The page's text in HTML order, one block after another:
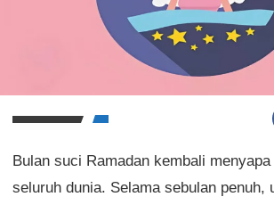
Bulan suci Ramadan kembali
seluruh dunia. Selama sebulan penuh,